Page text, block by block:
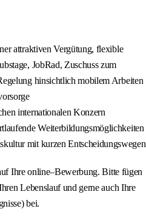
attraktiven Vergütung, flexible
JobRad, Zuschuss zum
hinsichtlich mobilem Arbeiten
internationalen Konzern
Weiterbildungsmöglichkeiten
mit kurzen Entscheidungswegen
Ihre online–Bewerbung. Bitte fügen
Lebenslauf und gerne auch Ihre
bei.